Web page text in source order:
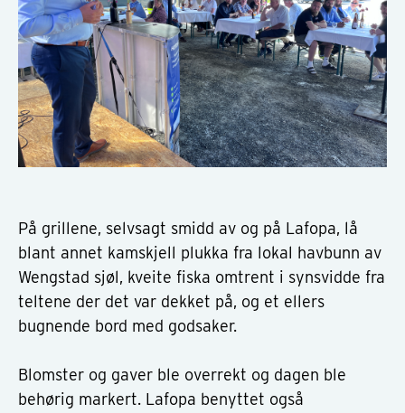
På grillene, selvsagt smidd av og på Lafopa, lå
blant annet kamskjell plukka fra lokal havbunn av
Wengstad sjøl, kveite fiska omtrent i synsvidde fra
teltene der det var dekket på, og et ellers
bugnende bord med godsaker.
Blomster og gaver ble overrekt og dagen ble
behørig markert. Lafopa benyttet også